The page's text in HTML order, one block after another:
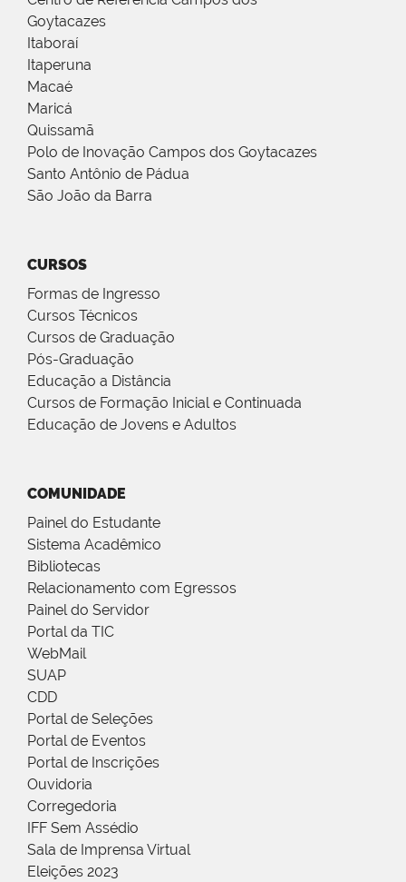
Goytacazes
Itaboraí
Itaperuna
Macaé
Maricá
Quissamã
Polo de Inovação Campos dos Goytacazes
Santo Antônio de Pádua
São João da Barra
CURSOS
Formas de Ingresso
Cursos Técnicos
Cursos de Graduação
Pós-Graduação
Educação a Distância
Cursos de Formação Inicial e Continuada
Educação de Jovens e Adultos
COMUNIDADE
Painel do Estudante
Sistema Acadêmico
Bibliotecas
Relacionamento com Egressos
Painel do Servidor
Portal da TIC
WebMail
SUAP
CDD
Portal de Seleções
Portal de Eventos
Portal de Inscrições
Ouvidoria
Corregedoria
IFF Sem Assédio
Sala de Imprensa Virtual
Eleições 2023